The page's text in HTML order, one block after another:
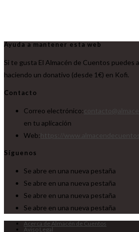
Ayuda a mantener esta web
Si te gusta El Almacén de Cuentos puedes
haciendo un donativo (desde 1€) en Kofi.
Contacto
Correo electrónico:
en tu aplicación
Web:
Síguenos
Se abre en una nueva pestaña
Se abre en una nueva pestaña
Se abre en una nueva pestaña
Se abre en una nueva pestaña
Acerca de Almacén de Cuentos
Aviso Legal